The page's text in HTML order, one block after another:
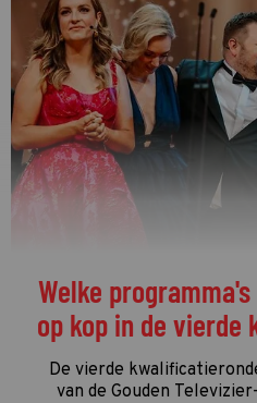
Welke
op kop in de
De vierde
van de Gouden